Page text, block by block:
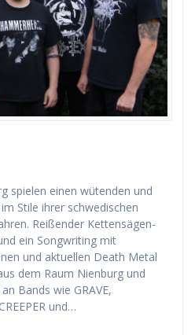
spielen einen wütenden und
Stile ihrer schwedischen
Reißender Kettensägen-
ein Songwriting mit
und aktuellen Death Metal
dem Raum Nienburg und
Bands wie GRAVE,
und…